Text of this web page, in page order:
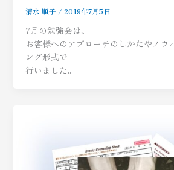
清水 順子 /2019年7月5日
7月の勉強会は、
お客様へのアプローチのしかたやノウ
ング形式で
行いました。